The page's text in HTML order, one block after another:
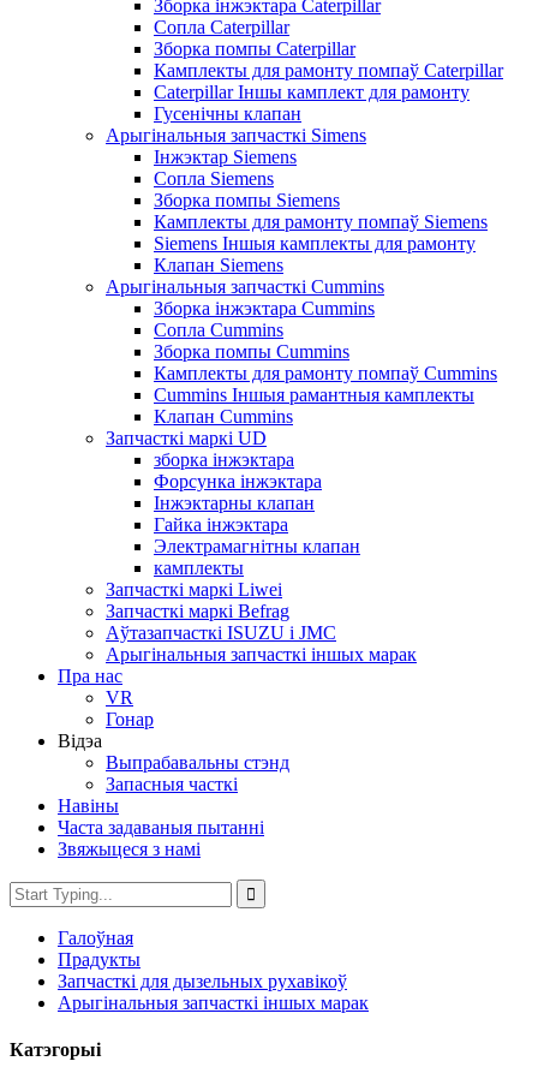
Зборка інжэктара Caterpillar
Сопла Caterpillar
Зборка помпы Caterpillar
Камплекты для рамонту помпаў Caterpillar
Caterpillar Іншы камплект для рамонту
Гусенічны клапан
Арыгінальныя запчасткі Simens
Інжэктар Siemens
Сопла Siemens
Зборка помпы Siemens
Камплекты для рамонту помпаў Siemens
Siemens Іншыя камплекты для рамонту
Клапан Siemens
Арыгінальныя запчасткі Cummins
Зборка інжэктара Cummins
Сопла Cummins
Зборка помпы Cummins
Камплекты для рамонту помпаў Cummins
Cummins Іншыя рамантныя камплекты
Клапан Cummins
Запчасткі маркі UD
зборка інжэктара
Форсунка інжэктара
Інжэктарны клапан
Гайка інжэктара
Электрамагнітны клапан
камплекты
Запчасткі маркі Liwei
Запчасткі маркі Befrag
Аўтазапчасткі ISUZU і JMC
Арыгінальныя запчасткі іншых марак
Пра нас
VR
Гонар
Відэа
Выпрабавальны стэнд
Запасныя часткі
Навіны
Часта задаваныя пытанні
Звяжыцеся з намі
Галоўная
Прадукты
Запчасткі для дызельных рухавікоў
Арыгінальныя запчасткі іншых марак
Катэгорыі